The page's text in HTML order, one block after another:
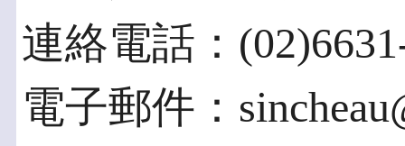
連絡電話：
電子郵件：